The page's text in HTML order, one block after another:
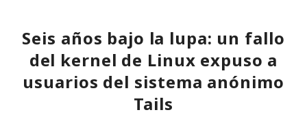
Seis años bajo la lupa: un fallo
del kernel de Linux expuso a
usuarios del sistema anónimo
Tails